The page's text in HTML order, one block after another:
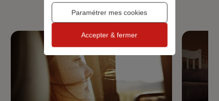
Paramétrer mes cookies
Accepter & fermer